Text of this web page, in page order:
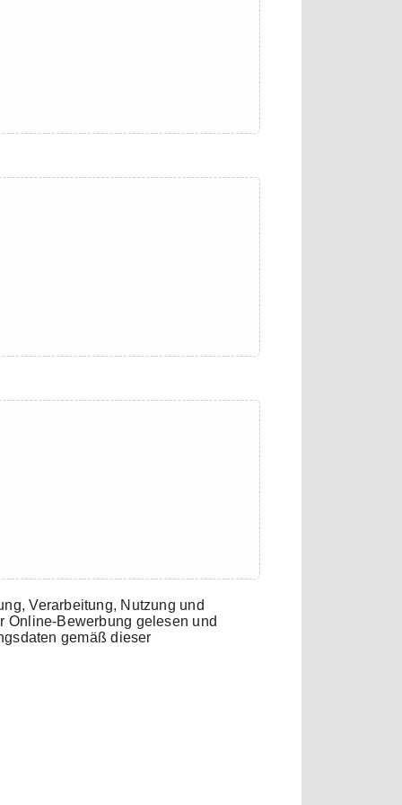
Verarbeitung, Nutzung und
Online-Bewerbung gelesen und
gemäß dieser